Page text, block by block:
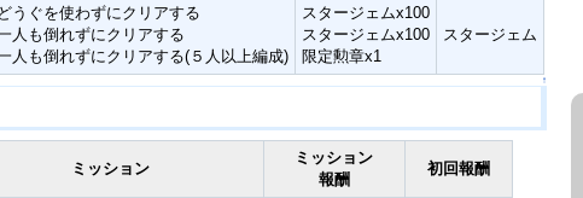
どうぐを使わずにクリアする
人も倒れずにクリアする
人も倒れずにクリアする(５人以上編成)
スタージェムx100
スタージェムx100
限定勲章x1
スタージェム
↑
ミッション
ミッション
報酬
初回報酬